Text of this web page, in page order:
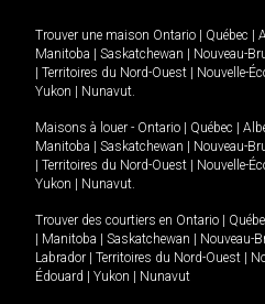
Trouver une maison Ontario Québec
Manitoba
Saskatchewan Nouveau-
Territoires du Nord-Ouest Nouvelle-
Yukon
Nunavut.
Maisons à louer - Ontario Québec
Manitoba
Saskatchewan Nouveau-
Territoires du Nord-Ouest Nouvelle-
Yukon
Nunavut.
Trouver des courtiers en Ontario
Manitoba Saskatchewan Nouveau-
Labrador
Territoires du Nord-Ouest
Édouard
Yukon Nunavut